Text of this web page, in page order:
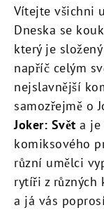
Vítejte všichni
Dneska se
který je
napříč celým
nejslavnější
samozřejmě o
Joker: Svět a je
komiksového
různí umělci
rytíři z různých
a já vás